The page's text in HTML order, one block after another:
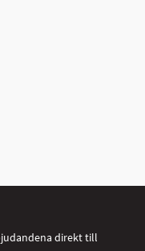
direkt till